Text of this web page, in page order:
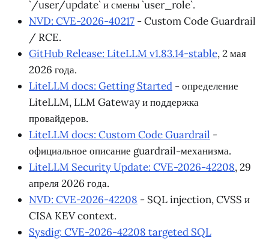
`/user/update` и смены `user_role`.
NVD: CVE-2026-40217 - Custom Code Guardrail
/ RCE.
GitHub Release: LiteLLM v1.83.14-stable, 2 мая
2026 года.
LiteLLM docs: Getting Started - определение
LiteLLM, LLM Gateway и поддержка
провайдеров.
LiteLLM docs: Custom Code Guardrail -
официальное описание guardrail-механизма.
LiteLLM Security Update: CVE-2026-42208, 29
апреля 2026 года.
NVD: CVE-2026-42208 - SQL injection, CVSS и
CISA KEV context.
Sysdig: CVE-2026-42208 targeted SQL